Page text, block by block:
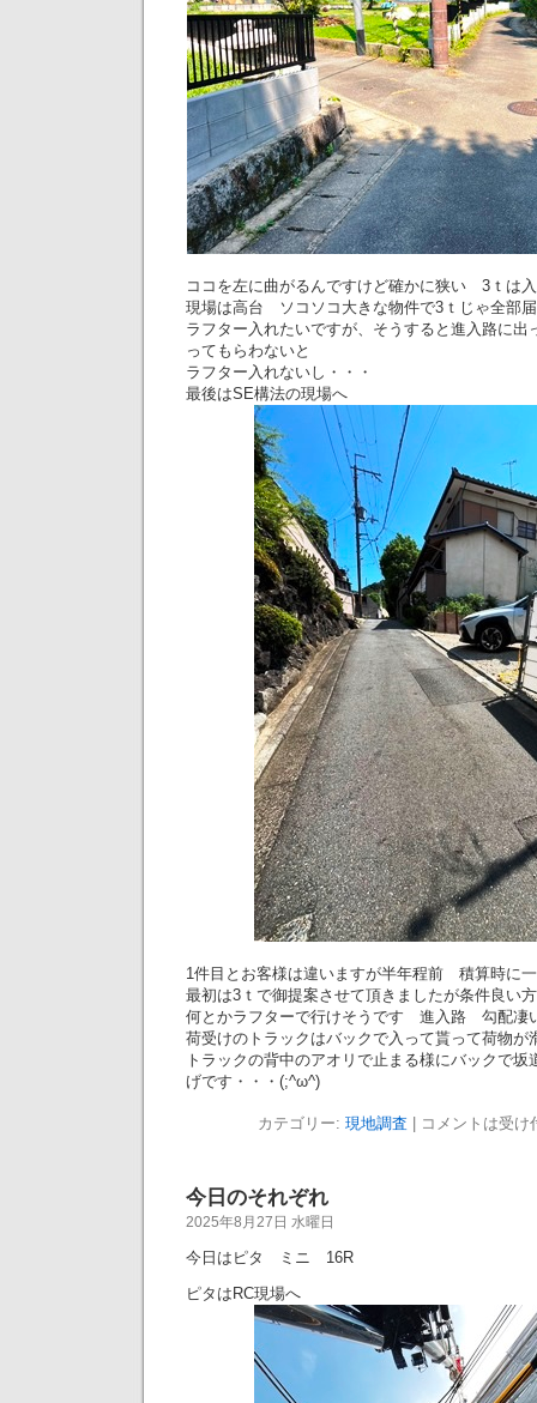
ココを左に曲がるんですけど確かに狭い 3ｔは
現場は高台 ソコソコ大きな物件で3ｔじゃ全部
ラフター入れたいですが、そうすると進入路に出
ってもらわないと
ラフター入れないし・・・
最後はSE構法の現場へ
1件目とお客様は違いますが半年程前 積算時に
最初は3ｔで御提案させて頂きましたが条件良い
何とかラフターで行けそうです 進入路 勾配凄
荷受けのトラックはバックで入って貰って荷物が
トラックの背中のアオリで止まる様にバックで
げです・・・(;^ω^)
カテゴリー: 現地調査 コメントは受け
今日のそれぞれ
2025年8月27日 水曜日
今日はピタ ミニ 16R
ピタはRC現場へ